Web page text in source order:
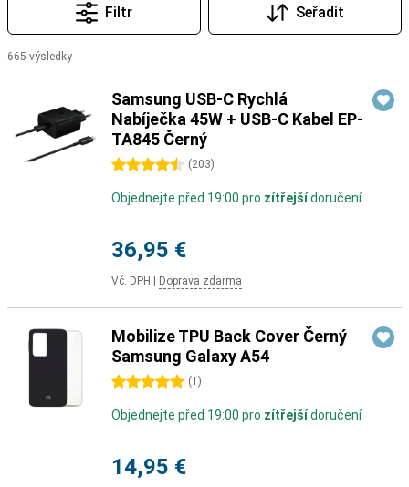
Filtr Seřadit
665 výsledky
Samsung USB-C Rychlá
Nabíječka 45W + USB-C Kabel EP-
TA845 Černý
4.5 hvězdičky(203)
Objednejte před 19:00 pro zítřejšídoručení
36,95 €
Vč. DPH Doprava zdarma
Mobilize TPU Back Cover Černý
Samsung Galaxy A54
5 hvězdičky (1 )
Objednejte před 19:00 pro zítřejšídoručení
14,95 €